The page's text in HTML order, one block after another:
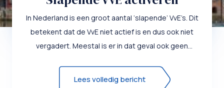
In Nederland is een groot aantal ‘slapende’ VvE’s. Dit
betekent dat de VvE niet actief is en dus ook niet
vergadert. Meestal is er in dat geval ook geen
Lees volledig bericht